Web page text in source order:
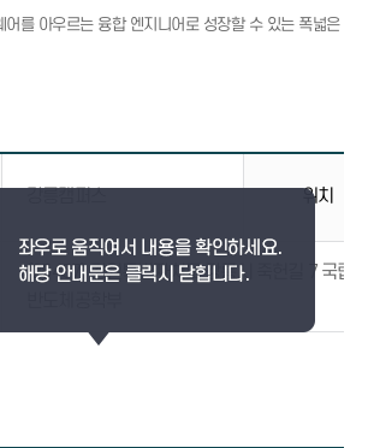
어를 아우르는 융합 엔지니어로 성장할 수 있는 폭넓은
위치
(25457) 강원특별자치도 강릉시 죽헌길 7 국립